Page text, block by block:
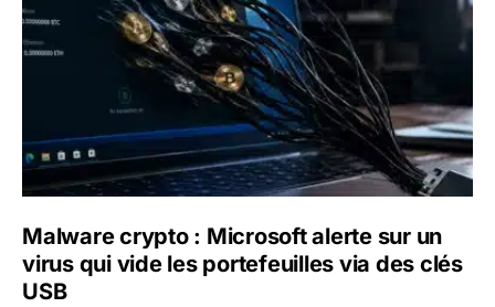
Malware crypto : Microsoft alerte sur un
virus qui vide les portefeuilles via des clés
USB